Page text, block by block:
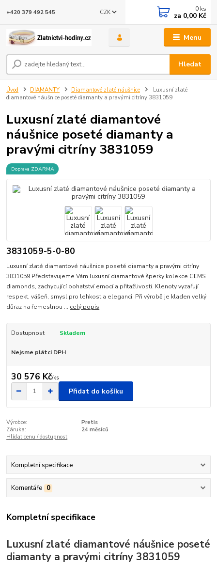
Menu
CZK
Hledat
+420 379 492 545 0 ks
za 0,00 Kč
Úvod DIAMANTY Diamantové zlaté náušnice
Luxusní zlaté
diamantové náušnice poseté diamanty a pravými citríny 3831059
Luxusní zlaté diamantové
náušnice poseté diamanty a
pravými citríny 3831059
Doprava ZDARMA
3831059-5-0-80
Luxusní zlaté diamantové náušnice poseté diamanty a pravými citríny
3831059 Představujeme Vám luxusní diamantové šperky kolekce GEMS
diamonds, zachycující bohatství emocí a přitažlivosti. Klenoty vyzařují
respekt, vášeň, smysl pro lehkost a eleganci. Při výrobě je kladen velký
důraz na řemeslnou ... celý popis
Dostupnost Skladem
Nejsme plátci DPH
30 576 Kč/ks
Přidat do košíku
Výrobce:
Pretis
Záruka:
24 měsíců
Hlídat cenu / dostupnost
Kompletní specifikace
Komentáře 0
Kompletní specifikace
Luxusní zlaté diamantové náušnice poseté
diamanty a pravými citríny 3831059